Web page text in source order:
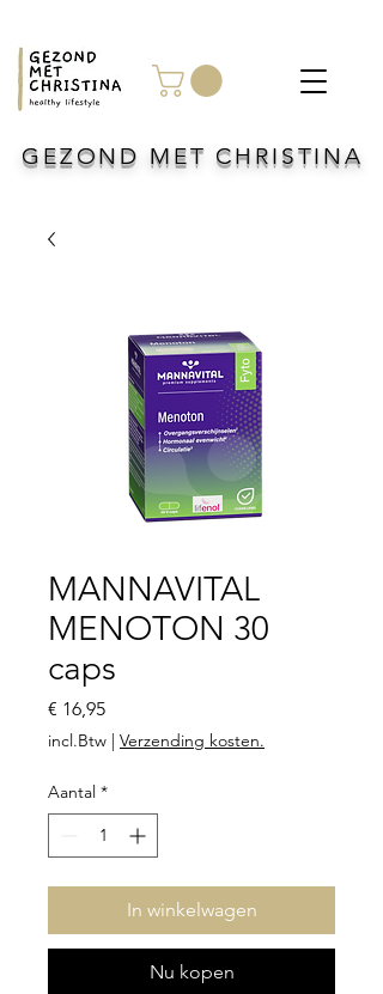
GEZOND MET CHRISTINA
MANNAVITAL
MENOTON 30
caps
€ 16,95Prijs
incl.Btw | Verzending kosten.
Aantal *
In winkelwagen
Nu kopen